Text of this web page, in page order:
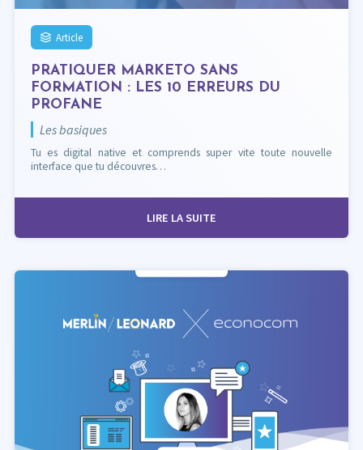
Article
PRATIQUER MARKETO SANS
FORMATION : LES 10 ERREURS DU
PROFANE
Les basiques
Tu es digital native et comprends super vite toute nouvelle
interface que tu découvres…
LIRE LA SUITE